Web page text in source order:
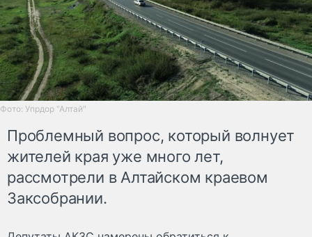
Фото: Упрдор "Алтай"
Проблемный вопрос, который волнует
жителей края уже много лет,
рассмотрели в Алтайском краевом
Заксобрании.